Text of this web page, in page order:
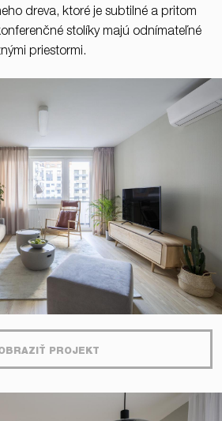
dreva, ktoré je subtilné a pritom
stolíky majú odnímateľné
priestormi.
PROJEKT